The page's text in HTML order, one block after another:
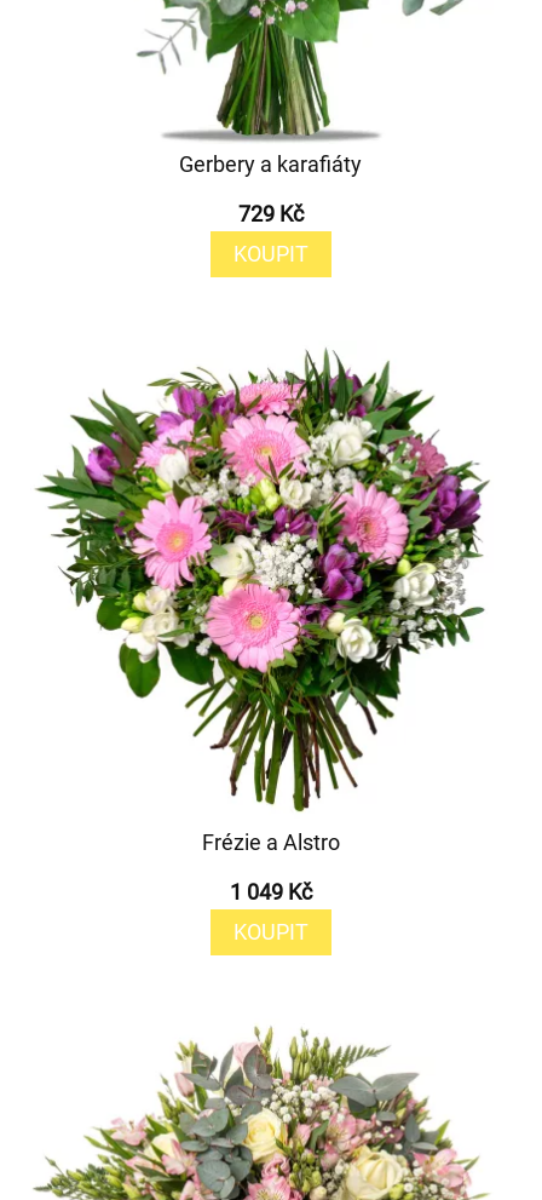
Gerbery a karafiáty
729 Kč
KOUPIT
Frézie a Alstro
1 049 Kč
KOUPIT